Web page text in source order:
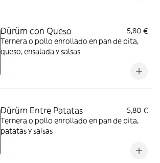
Dürüm con Queso
5,80 €
Ternera o pollo enrollado en pan de pita,
queso, ensalada y salsas
Dürüm Entre Patatas
5,80 €
Ternera o pollo enrollado en pan de pita,
patatas y salsas